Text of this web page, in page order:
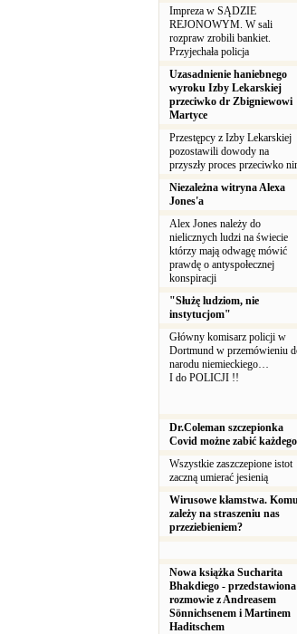
Impreza w SĄDZIE
REJONOWYM. W sali
rozpraw zrobili bankiet.
Przyjechała policja
Uzasadnienie haniebnego
wyroku Izby Lekarskiej
przeciwko dr Zbigniewowi
Martyce
Przestępcy z Izby Lekarskiej
pozostawili dowody na
przyszły proces przeciwko
Niezależna witryna Alexa
Jones'a
Alex Jones należy do
nielicznych ludzi na świecie
którzy mają odwagę mówić
prawdę o antyspołecznej
konspiracji
"Służę ludziom, nie
instytucjom"
Główny komisarz policji w
Dortmund w przemówieniu
narodu niemieckiego…
I do POLICJI !!
Dr.Coleman szczepionka
Covid możne zabić każdego
Wszystkie zaszczepione istot
zaczną umierać jesienią
Wirusowe kłamstwa.
zależy na straszeniu nas
przeziebieniem?
Nowa książka Sucharita
Bhakdiego -
rozmowie z Andreasem
Sönnichsenem i Martinem
Haditschem